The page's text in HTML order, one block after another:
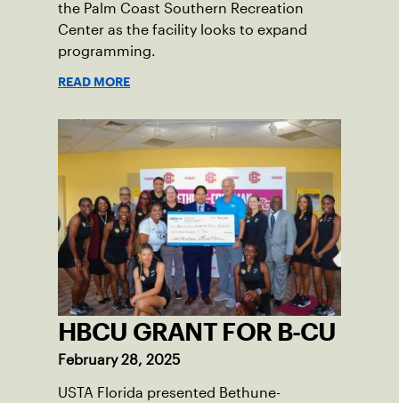
the Palm Coast Southern Recreation
Center as the facility looks to expand
programming.
READ MORE
HBCU GRANT FOR B-CU
February 28, 2025
USTA Florida presented Bethune-